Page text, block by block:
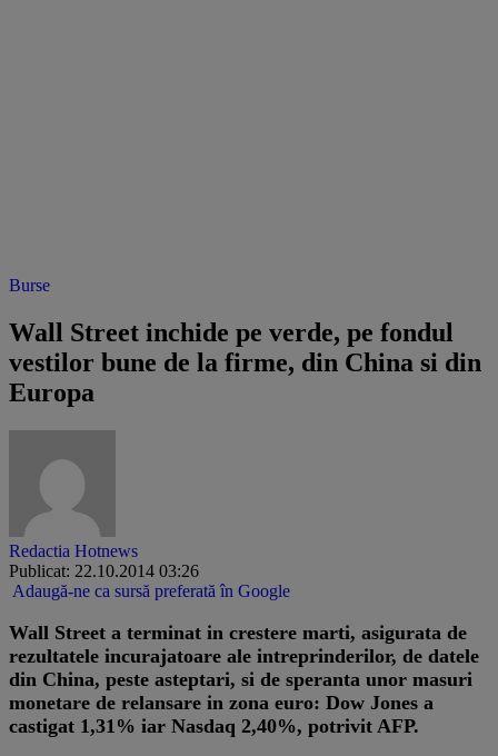
Burse
Wall Street inchide pe verde, pe fondul
vestilor bune de la firme, din China si din
Europa
Redactia Hotnews
Publicat: 22.10.2014 03:26
Adaugă-ne ca sursă preferată în Google
Wall Street a terminat in crestere marti, asigurata de
rezultatele incurajatoare ale intreprinderilor, de datele
din China, peste asteptari, si de speranta unor masuri
monetare de relansare in zona euro: Dow Jones a
castigat 1,31% iar Nasdaq 2,40%, potrivit AFP.